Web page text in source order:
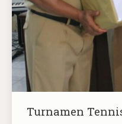
Turnamen